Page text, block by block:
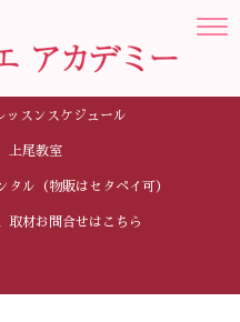
ッスンスケジュール
上尾教室
タル（物販はセタペイ可）
取材お問合せはこちら